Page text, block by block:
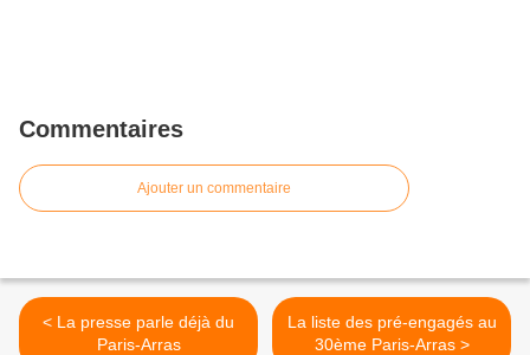
Commentaires
Ajouter un commentaire
< La presse parle déjà du
Paris-Arras
La liste des pré-engagés au
30ème Paris-Arras >